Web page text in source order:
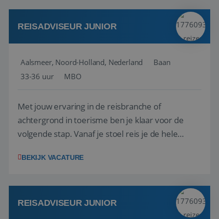
werken: of het nu gaat om vragen ...
REISADVISEUR JUNIOR
Aalsmeer, Noord-Holland, Nederland
Baan
33-36 uur
MBO
Met jouw ervaring in de reisbranche of
achtergrond in toerisme ben je klaar voor de
volgende stap. Vanaf je stoel reis je de hele
wensen van je team, je klant en wat er in de
klanten te overtuigen om die droomreis te
boeken! ...
BEKIJK VACATURE
REISADVISEUR JUNIOR